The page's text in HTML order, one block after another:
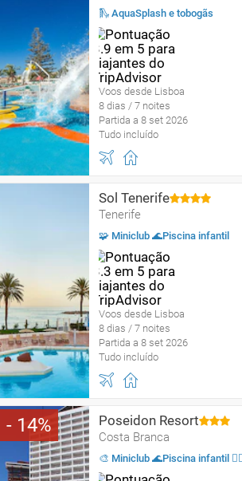
🛝 AquaSplash e tobogãs
Voos desde Lisboa
8 dias / 7 noites
Partida a 8 set 2026
Tudo incluído
Sol Tenerife
Tenerife
🧩 Miniclub 🌊Piscina infantil
Voos desde Lisboa
8 dias / 7 noites
Partida a 8 set 2026
Tudo incluído
14 Poseidon Resort
Costa Branca
🎨 Miniclub 🌊Piscina infantil